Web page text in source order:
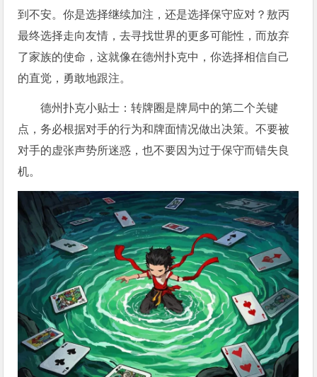
到不安。你是选择继续加注，还是选择保守应对？敖丙
最终选择走向友情，去寻找世界的更多可能性，而放弃
了家族的使命，这就像在德州扑克中，你选择相信自己
的直觉，勇敢地跟注。
德州扑克小贴士：转牌圈是牌局中的第二个关键
点，务必根据对手的行为和牌面情况做出决策。不要被
对手的虚张声势所迷惑，也不要因为过于保守而错失良
机。